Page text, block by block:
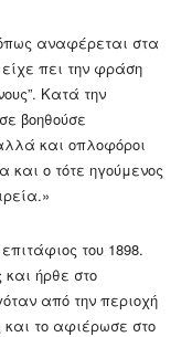
αναφέρεται στα
πει την φράση
Κατά την
βοηθούσε
και οπλοφόροι
ο τότε ηγούμενος
του 1898.
και ήρθε στο
από την περιοχή
και το αφιέρωσε στο